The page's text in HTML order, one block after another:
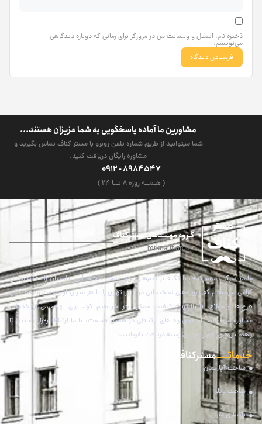
ذخیره نام، ایمیل و وبسایت من در مرورگر برای زمانی که دوباره دیدگاهی
می‌نویسم.
مشاورین ما آماده پاسخگویی به شما عزیزان هستند...
شما میتوانید از طریق شماره تلفن روبرو با مستر کناف تماس بگیرید و
مشاوره رایگان دریافت کنید.
8984547 - 0912
( هـمــه روزه ۸ تــا ۲4 )
گـروه مهـنـدسی مسترکناف
mrknauf group
ما در شرکت مسترکناف با تکیه بر تیم‌های اجرای مجرب خود این اطمینان را به مشتریان
گرامی می‌دهیم که پروژه‌های ساختمانی در شهر تهران را با هر میزان از وسعت و پیچیدگی
طرح‌ها و موانع، با بالاترین کیفیت ممکن اجرا خواهیم کرد. برای بهره‌مندی از خدمات
مشاوره می‌توانید از طریق راه های ارتباطی در همین قسمت، با ما ارتباط برقرار نمایید تا
راهنمایی‌های لازم را در این زمینه دریافت بفرمایید.
خدماتـــــمستر کناف
ساخت آپارتمان
ساخت ویلا
بازسازی منزل